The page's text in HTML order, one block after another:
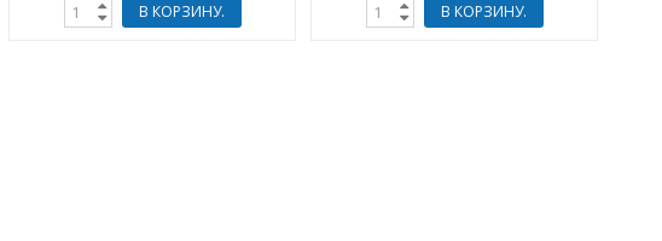
В КОРЗИНУ. В КОРЗИНУ.